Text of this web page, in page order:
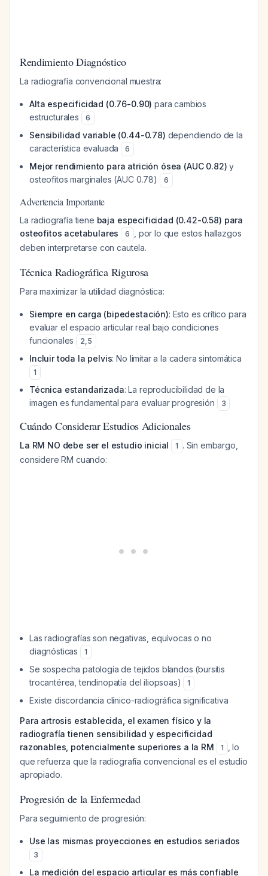
Rendimiento Diagnóstico
La radiografía convencional muestra:
Alta especificidad (0.76-0.90) para cambios
estructurales
6
Sensibilidad variable (0.44-0.78) dependiendo de la
característica evaluada
6
Mejor rendimiento para atrición ósea (AUC 0.82) y
osteofitos marginales (AUC 0.78)
6
Advertencia Importante
La radiografía tiene baja especificidad (0.42-0.58) para
osteofitos acetabulares
6
, por lo que estos hallazgos
deben interpretarse con cautela.
Técnica Radiográfica Rigurosa
Para maximizar la utilidad diagnóstica:
Siempre en carga (bipedestación): Esto es crítico para
evaluar el espacio articular real bajo condiciones
funcionales
2,5
Incluir toda la pelvis: No limitar a la cadera sintomática
1
Técnica estandarizada: La reproducibilidad de la
imagen es fundamental para evaluar progresión
3
Cuándo Considerar Estudios Adicionales
La RM NO debe ser el estudio inicial 1 . Sin embargo,
considere RM cuando:
Las radiografías son negativas, equívocas o no
diagnósticas
1
Se sospecha patología de tejidos blandos (bursitis
trocantérea, tendinopatía del iliopsoas)
1
Existe discordancia clínico-radiográfica significativa
Para artrosis establecida, el examen físico y la
radiografía tienen sensibilidad y especificidad
razonables, potencialmente superiores a la RM
1
, lo
que refuerza que la radiografía convencional es el estudio
apropiado.
Progresión de la Enfermedad
Para seguimiento de progresión:
Use las mismas proyecciones en estudios seriados
3
La medición del espacio articular es más confiable